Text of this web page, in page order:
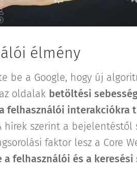
élmény
be a Google, hogy új
oldalak betöltési
felhasználói interakciókra
szerint a bejelentéstől
faktor lesz a Core
a felhasználói és a